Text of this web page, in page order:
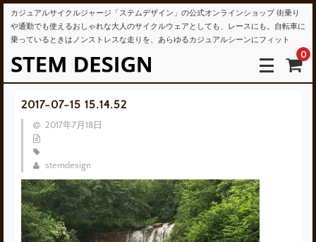
カジュアルサイクルジャージ「ステムデザイン」の公式オンラインショップ 街乗り
や通勤でも使えるおしゃれな大人のサイクルウェアとしても、レースにも。自転車に
乗っているときはノンストレスな走りを、あらゆるカジュアルシーンにフィット
0
2017-07-15 15.14.52
2017年7月18日
stemdesign